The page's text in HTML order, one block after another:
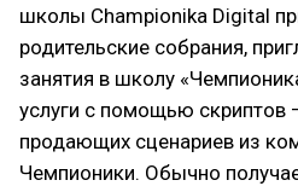
школы Championika Digital
родительские собрания,
занятия в школу
услуги с помощью скриптов
продающих сценариев из
Чемпионики. Обычно